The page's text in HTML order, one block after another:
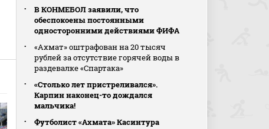
В КОНМЕБОЛ заявили, что
обеспокоены постоянными
односторонними действиями ФИФА
«Ахмат» оштрафован на 20 тысяч
рублей за отсутствие горячей воды в
раздевалке «Спартака»
«Столько лет пристреливался».
Карпин наконец-то дождался
мальчика!
Футболист «Ахмата» Касинтура